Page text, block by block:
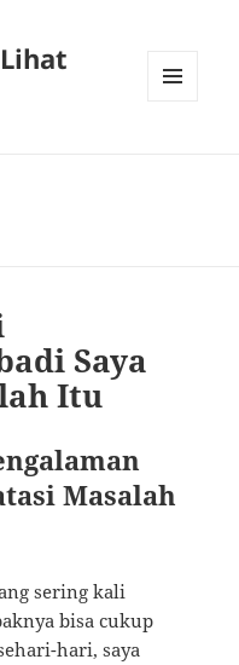
Saya
Itu
Masalah
sering kali
bisa cukup
hari, saya